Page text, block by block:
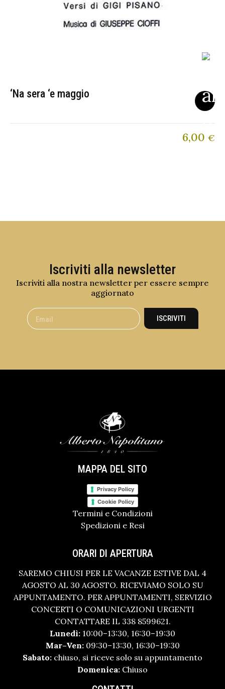
‘Na sera ‘e maggio
6,00 €
Iscriviti alla newsletter
Iscriviti alla nostra newsletter per essere sempre
aggiornato
ISCRIVITI
MAPPA DEL SITO
Privacy Policy
Cookie Policy
Termini e Condizioni
Spedizioni e Resi
ORARI DI APERTURA
SAREMO CHIUSI PER LE VACANZE ESTIVE DAL 4
AGOSTO AL 30 AGOSTO. RICEVIAMO SOLO SU
APPUNTAMENTO. PER APPUNTAMENTI, SERVIZIO
CONCERTI O COMUNICAZIONI URGENTI
CONTATTARE IL 338 8599621.
Lunedì: 10:00–13:30, 16:30–19:30
Mar–Ven:09:30–13:30, 16:30–19:30
Sabato: chiuso, si riceve solo su appuntamento
Domenica: Chiuso